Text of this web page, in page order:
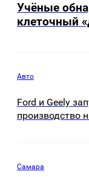
Учёные
клеточный
Авто
Ford и Geely
производство
Самара